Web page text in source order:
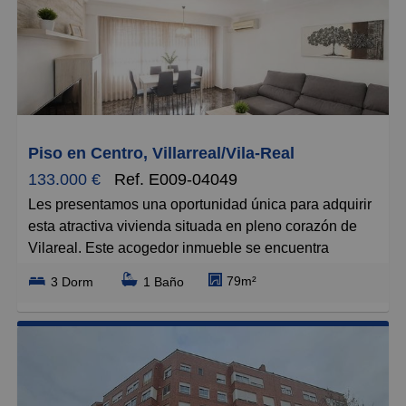
Piso en Centro, Villarreal/Vila-Real
133.000 €
Ref. E009-04049
Les presentamos una oportunidad única para adquirir
esta atractiva vivienda situada en pleno corazón de
Vilareal. Este acogedor inmueble se encuentra
ubicado en un edificio con solo dos vecinos, lo que
garantiza tranquilidad y privacidad. La propiedad está
ubicada en la segunda planta, ofreciendo acceso a
del aire libre. Consta de tres dormitorios bien
iluminados, dos de ellos dobles, perfectos para
familias o visitas ocasionales. Además, dispone de
3 Dorm 1 Baño 79m²